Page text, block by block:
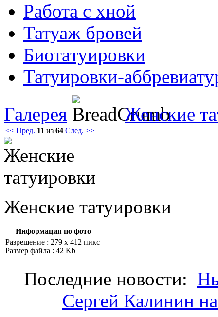
Работa с хнoй
Татуаж бровей
Биотaтуировки
Татуировки-
Галерея
Женские
<< Пред. 11 из 64 След. >>
Женские тaтуировки
Информация по фото
Разрешение : 279 x 412 пикс
Размер файла : 42 Kb
Последние новости:
Сергей Калинин